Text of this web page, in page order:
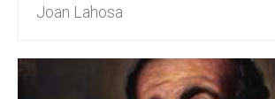
Joan Lahosa